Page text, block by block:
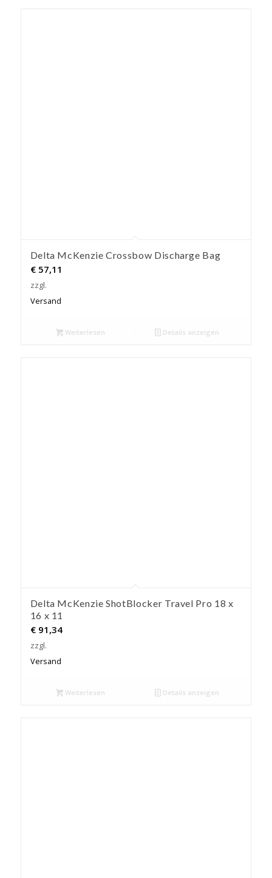
Delta McKenzie Crossbow Discharge Bag
€57,11
zzgl.
Versand
Weiterlesen Details anzeigen
Delta McKenzie ShotBlocker Travel Pro 18 x
16 x 11
€91,34
zzgl.
Versand
Weiterlesen Details anzeigen